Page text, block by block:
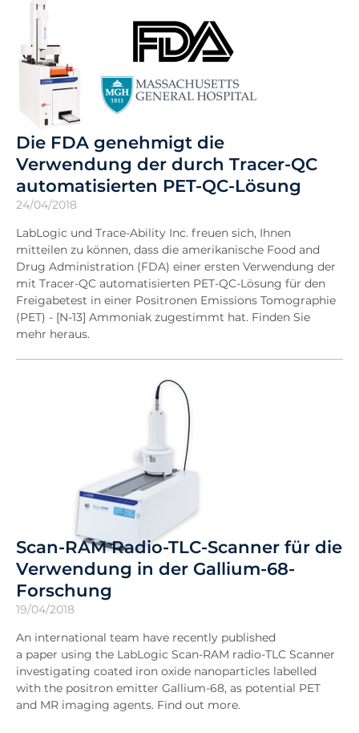
Die FDA genehmigt die
Verwendung der durch Tracer-QC
automatisierten PET-QC-Lösung
24/04/2018
LabLogic und Trace-Ability Inc. freuen sich, Ihnen
mitteilen zu können, dass die amerikanische Food and
Drug Administration (FDA) einer ersten Verwendung der
mit Tracer-QC automatisierten PET-QC-Lösung für den
Freigabetest in einer Positronen Emissions Tomographie
(PET) - [N-13] Ammoniak zugestimmt hat. Finden Sie
mehr heraus.
Scan-RAM Radio-TLC-Scanner für die
Verwendung in der Gallium-68-
Forschung
19/04/2018
An international team have recently published
a paper using the LabLogic Scan-RAM radio-TLC Scanner
investigating coated iron oxide nanoparticles labelled
with the positron emitter Gallium-68, as potential PET
and MR imaging agents. Find out more.